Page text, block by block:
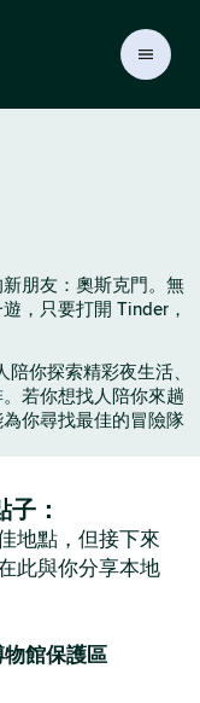
朋友：奧斯克門。無
，只要打開 Tinder，
你探索精彩夜生活、
若你想找人陪你來趟
你尋找最佳的冒險隊
：
地點，但接下來
此與你分享本地
館保護區